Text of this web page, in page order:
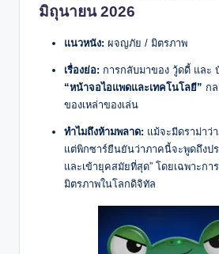
มิถุนายน 2026
แนวหนัง: ผจญภัย / มิตรภาพ
เรื่องย่อ: การกลับมาของ วู้ดดี้ และ
“หน้าจอไอแพดและเทคโนโลยี” ก
ของเหล่าของเล่น
ทำไมถึงห้ามพลาด: แม้จะมีดราม่าว่
แต่พิกซาร์ยืนยันว่าภาคนี้จะพูดถึงปร
และเข้ายุคสมัยที่สุด” โดยเฉพาะก
มิตรภาพในโลกดิจิทัล